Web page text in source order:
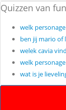
Quizzen van
welk
ben jij mario of
welek cavia
welk
wat is je